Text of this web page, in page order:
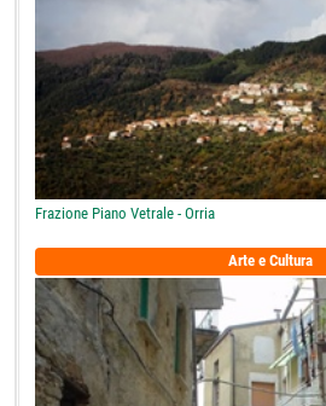
Frazione Piano Vetrale - Orria
Arte e Cultura